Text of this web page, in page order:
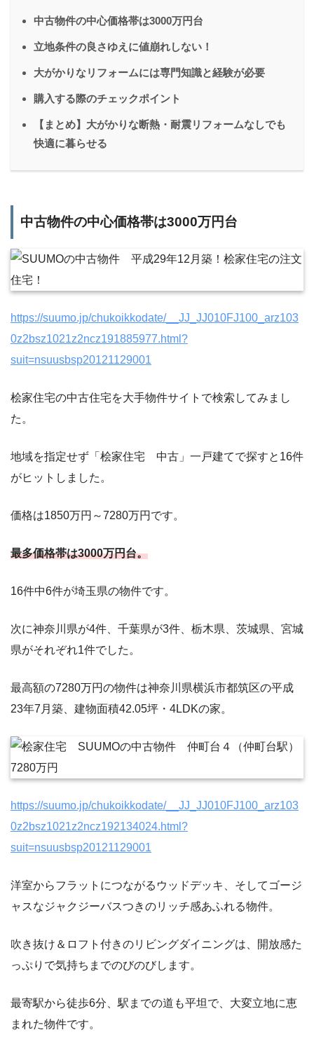
中古物件の中心価格帯は3000万円台
立地条件の良さゆえに値崩れしない！
大がかりなリフォームには専門知識と経験が必要
購入する際のチェックポイント
【まとめ】大がかりな断熱・耐震リフォームなしでも
快適に暮らせる
中古物件の中心価格帯は3000万円台
https://suumo.jp/chukoikkodate/__JJ_JJ010FJ100_arz103
0z2bsz1021z2ncz191885977.html?
suit=nsuusbsp20121129001
桧家住宅の中古住宅を大手物件サイトで検索してみまし
た。
地域を指定せず「桧家住宅 中古」一戸建てで探すと16件
がヒットしました。
価格は1850万円～7280万円です。
最多価格帯は3000万円台。
16件中6件が埼玉県の物件です。
次に神奈川県が4件、千葉県が3件、栃木県、茨城県、宮城
県がそれぞれ1件でした。
最高額の7280万円の物件は神奈川県横浜市都筑区の平成
23年7月築、建物面積42.05坪・4LDKの家。
https://suumo.jp/chukoikkodate/__JJ_JJ010FJ100_arz103
0z2bsz1021z2ncz192134024.html?
suit=nsuusbsp20121129001
洋室からフラットにつながるウッドデッキ、そしてゴージ
ャスなジャクジーバスつきのリッチ感あふれる物件。
吹き抜け＆ロフト付きのリビングダイニングは、開放感た
っぷりで気持ちまでのびのびします。
最寄駅から徒歩6分、駅までの道も平坦で、大変立地に恵
まれた物件です。